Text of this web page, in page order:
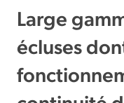
Large
écluses